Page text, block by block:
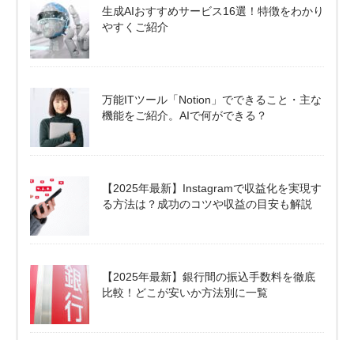
生成AIおすすめサービス16選！特徴をわかり
やすくご紹介
万能ITツール「Notion」でできること・主な
機能をご紹介。AIで何ができる？
【2025年最新】Instagramで収益化を実現す
る方法は？成功のコツや収益の目安も解説
【2025年最新】銀行間の振込手数料を徹底
比較！どこが安いか方法別に一覧